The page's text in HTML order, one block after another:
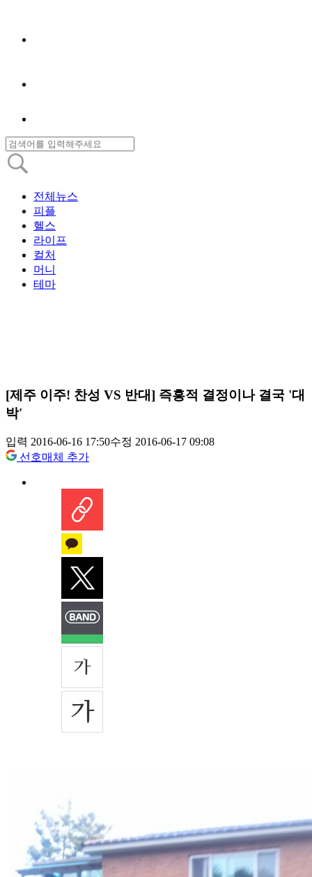
전체뉴스
피플
헬스
라이프
컬처
머니
테마
[제주 이주! 찬성 VS 반대] 즉흥적 결정이나 결국 '대
박'
입력 2016-06-16 17:50수정 2016-06-17 09:08
선호매체 추가